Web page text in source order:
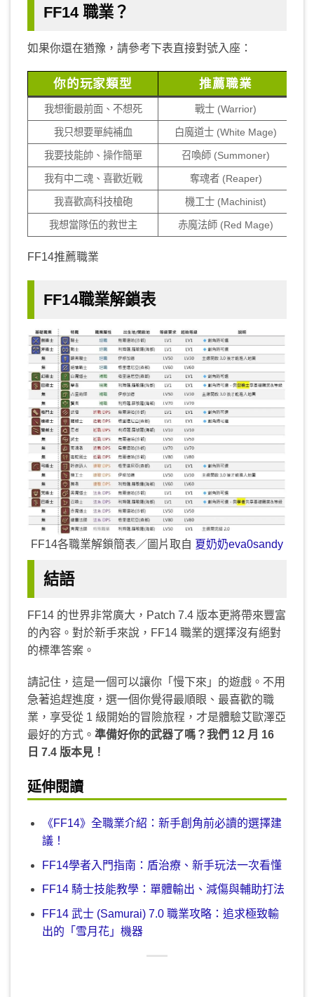
FF14 職業？
如果你還在猶豫，請參考下表直接對號入座：
你的玩家類型 推薦職業
我想衝最前面、不想死 戰士 (Warrior)
我只想要單純補血 白魔道士 (White Mage)
我要技能帥、操作簡單 召喚師 (Summoner)
我有中二魂、喜歡近戰 奪魂者 (Reaper)
我喜歡高科技槍砲 機工士 (Machinist)
我想當隊伍的救世主 赤魔法師 (Red Mage)
FF14推薦職業
FF14職業解鎖表
FF14各職業解鎖簡表／圖片取自 夏奶奶eva0sandy
結語
FF14 的世界非常廣大，Patch 7.4 版本更將帶來豐富
的內容。對於新手來說，FF14 職業的選擇沒有絕對
的標準答案。
請記住，這是一個可以讓你「慢下來」的遊戲。不用
急著追趕進度，選一個你覺得最順眼、最喜歡的職
業，享受從 1 級開始的冒險旅程，才是體驗艾歐澤亞
最好的方式。 準備好你的武器了嗎？我們 12 月 16
日 7.4 版本見！
延伸閱讀
《FF14》全職業介紹：新手創角前必讀的選擇建
議！
FF14學者入門指南：盾治療、新手玩法一次看懂
FF14 騎士技能教學：單體輸出、減傷與輔助打法
FF14 武士 (Samurai) 7.0 職業攻略：追求極致輸
出的「雪月花」機器